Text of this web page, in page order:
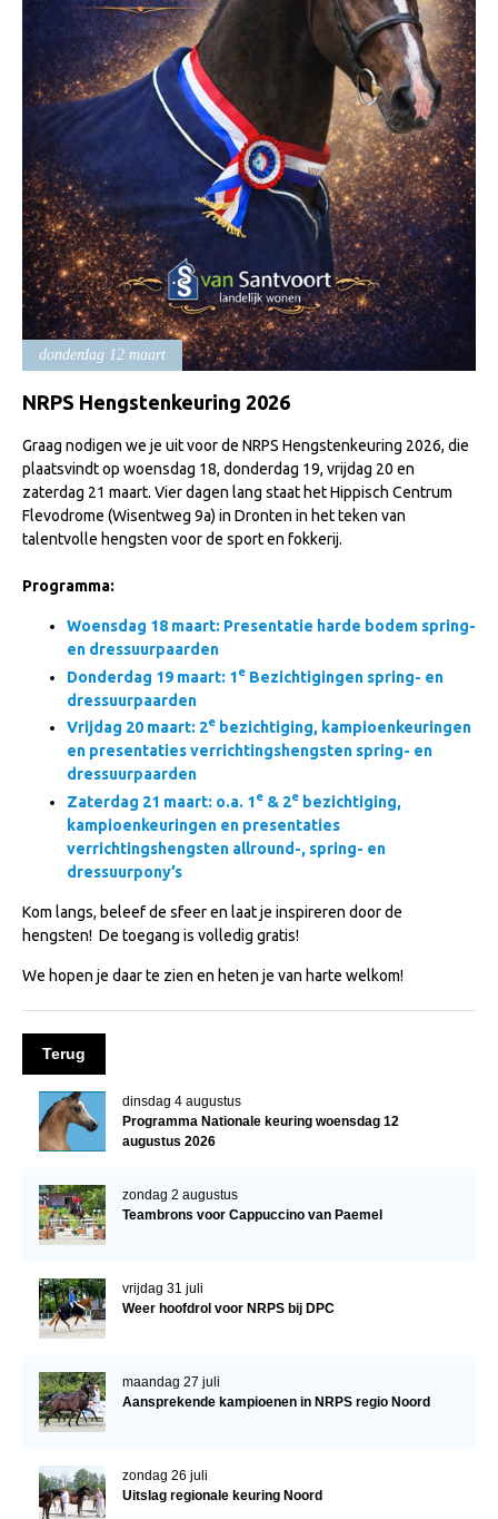
Import registratie
Veulenregistratie
I&R Registratie
Informatie overschrijven paspoort
Formulier overschrijven op naam
Animal Health Regulation
Gids voor Goede Praktijken
Marktplaats
Tarievenlijst
Veel gestelde vragen
Webshop
Evenementen
NRPS Select Sale
NRPS Keuringen
Nationale Keuring
Late Veulenkeuring
ABOP
Sport
Wereldkampioenschap Jonge Paarden
Dutch Pony Championship
Evenementen
Arabian Horse Events
Arabissimo
Veulenregistratie
PEDIGREE ONLINE
Informatie aan je paard of pony toevoegen
Fokkerij informatie
Informatie veulen registratie
Predicaten
Röntgenonderzoek
donderdag 12 maart
NRPS Hengstenkeuring 2026
Graag nodigen we je uit voor de NRPS Hengstenkeuring 2026, die
plaatsvindt op woensdag 18, donderdag 19, vrijdag 20 en
zaterdag 21 maart. Vier dagen lang staat het Hippisch Centrum
Flevodrome (Wisentweg 9a) in Dronten in het teken van
talentvolle hengsten voor de sport en fokkerij.
Programma:
Woensdag 18 maart: Presentatie harde bodem spring-
en dressuurpaarden
Donderdag 19 maart: 1eBezichtigingen spring- en
dressuurpaarden
Vrijdag 20 maart: 2ebezichtiging, kampioenkeuringen
en presentaties verrichtingshengsten spring- en
dressuurpaarden
Zaterdag 21 maart: o.a. 1e & 2ebezichtiging,
kampioenkeuringen en presentaties
verrichtingshengsten allround-, spring- en
dressuurpony’s
Kom langs, beleef de sfeer en laat je inspireren door de
hengsten! De toegang is volledig gratis!
We hopen je daar te zien en heten je van harte welkom!
Terug
dinsdag 4 augustus
Programma Nationale keuring woensdag 12
augustus 2026
zondag 2 augustus
Teambrons voor Cappuccino van Paemel
vrijdag 31 juli
Weer hoofdrol voor NRPS bij DPC
maandag 27 juli
Aansprekende kampioenen in NRPS regio Noord
zondag 26 juli
Uitslag regionale keuring Noord